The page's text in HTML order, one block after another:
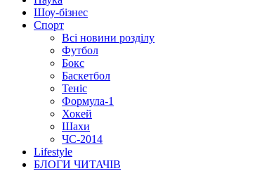
Шоу-бізнес
Спорт
Всі новини розділу
Футбол
Бокс
Баскетбол
Теніс
Формула-1
Хокей
Шахи
ЧС-2014
Lifestyle
БЛОГИ ЧИТАЧІВ